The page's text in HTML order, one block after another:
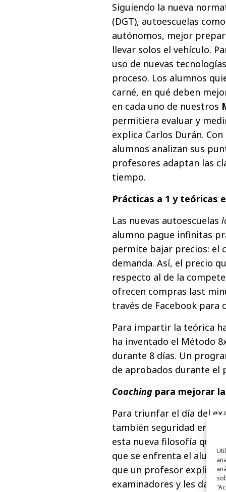
Siguiendo la nueva
(DGT), autoescuelas
autónomos, mejor
llevar solos el vehículo.
uso de nuevas
proceso. Los alumnos
carné, en qué deben
en cada uno de nuestros
permitiera evaluar y
explica Carlos Durán.
alumnos analizan sus
profesores adaptan las
tiempo.
Prácticas a 1 y teóricas
Las nuevas autoescuelas
alumno pague infinitas
permite bajar precios: el
demanda. Así, el precio
respecto al de la
ofrecen compras last
través de Facebook para
Para impartir la teórica
ha inventado el Método
durante 8 días. Un
de aprobados durante el
Coaching para mejorar
Para triunfar el día del
también seguridad en
esta nueva filosofía que
que se enfrenta el
que un profesor explica
examinadores y les da